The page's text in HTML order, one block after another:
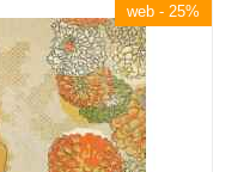
web - 25%